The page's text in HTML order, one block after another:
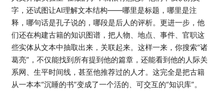
字，还试图让AI理解文本结构——哪里是标题，哪里是注
释，哪句话是孔子说的，哪段是后人的评析。更进一步，他
们还在构建古籍的知识图谱，把人物、地点、事件、官职这
些实体从文本中抽取出来，关联起来。这样一来，你搜索“诸
葛亮”，不仅能找到所有提到他的篇章，还能看到他的人际关
系网、生平时间线，甚至他推荐过的人才。这完全是把古籍
从一本本“沉睡的书”变成了一个活的、可交互的“知识库”。